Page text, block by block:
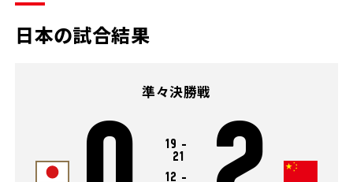
日本の試合結果
準々決勝戦
19 -
21
12 -